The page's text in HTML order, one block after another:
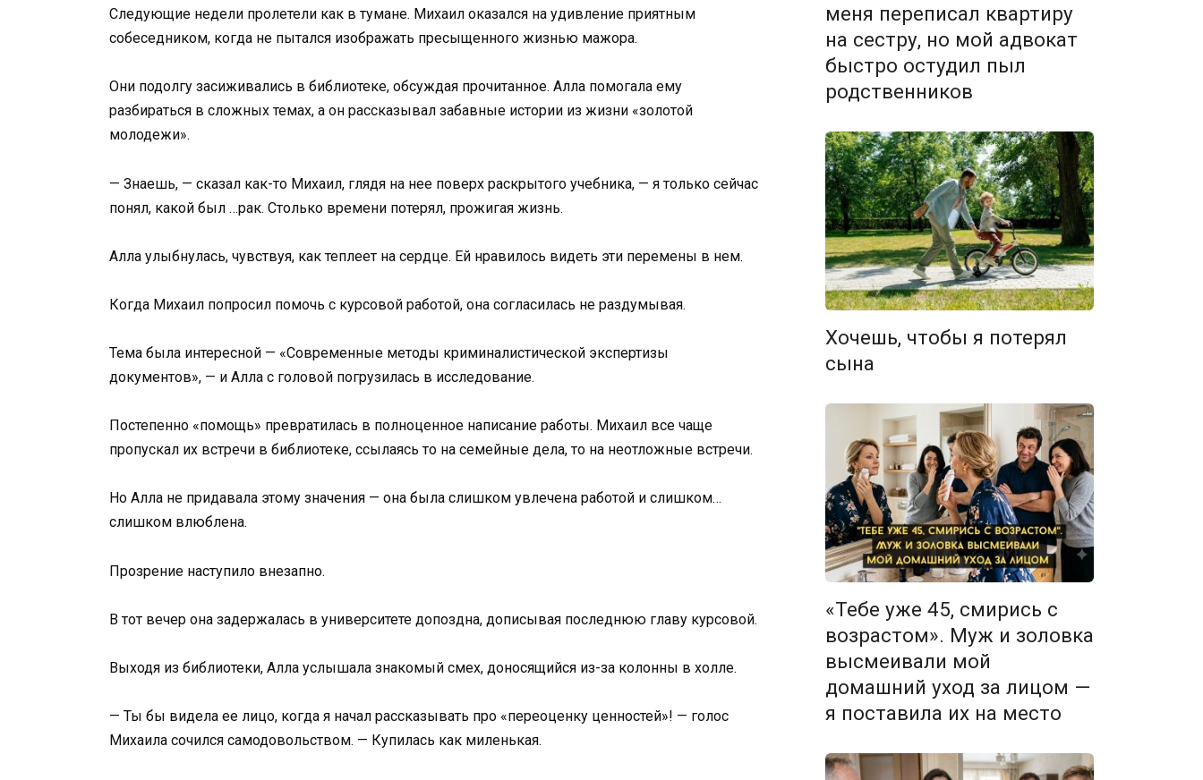
Следующие недели пролетели как в тумане. Михаил оказался на удивление приятным
собеседником, когда не пытался изображать пресыщенного жизнью мажора.
Они подолгу засиживались в библиотеке, обсуждая прочитанное. Алла помогала ему
разбираться в сложных темах, а он рассказывал забавные истории из жизни «золотой
молодежи».
— Знаешь, — сказал как-то Михаил, глядя на нее поверх раскрытого учебника, — я только сейчас
понял, какой был …рак. Столько времени потерял, прожигая жизнь.
Алла улыбнулась, чувствуя, как теплеет на сердце. Ей нравилось видеть эти перемены в нем.
Когда Михаил попросил помочь с курсовой работой, она согласилась не раздумывая.
Тема была интересной — «Современные методы криминалистической экспертизы
документов», — и Алла с головой погрузилась в исследование.
Постепенно «помощь» превратилась в полноценное написание работы. Михаил все чаще
пропускал их встречи в библиотеке, ссылаясь то на семейные дела, то на неотложные встречи.
Но Алла не придавала этому значения — она была слишком увлечена работой и слишком…
слишком влюблена.
Прозрение наступило внезапно.
В тот вечер она задержалась в университете допоздна, дописывая последнюю главу курсовой.
Выходя из библиотеки, Алла услышала знакомый смех, доносящийся из-за колонны в холле.
— Ты бы видела ее лицо, когда я начал рассказывать про «переоценку ценностей»! — голос
Михаила сочился самодовольством. — Купилась как миленькая.
меня переписал квартиру
на сестру, но мой адвокат
быстро остудил пыл
родственников
Хочешь, чтобы я потерял
сына
«Тебе уже 45, смирись с
возрастом». Муж и золовка
высмеивали мой
домашний уход за лицом —
я поставила их на место